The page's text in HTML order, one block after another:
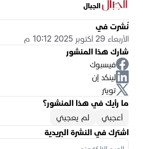
الجبال
نُشرت في
الأربعاء 29 أكتوبر 2025 10:12 م
شارك هذا المنشور
فيسبوك
لينكد إن
تويتر
ما رأيك في هذا المنشور؟
أعجبني
لم يعجبني
اشترك في النشرة البريدية